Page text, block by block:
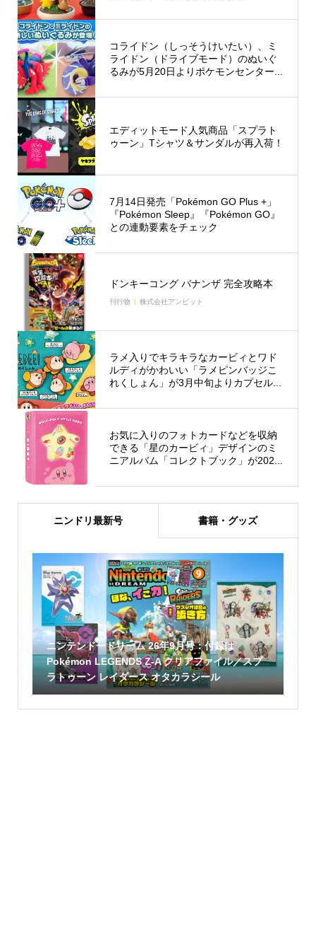
コライドン（しっそうけいたい）、ミ
ライドン（ドライブモード）のぬいぐ
るみが5月20日よりポケモンセンター...
エディットモード人気商品「スプラト
ゥーン」Tシャツ＆サンダルが再入荷！
7月14日発売「Pokémon GO Plus +」
『Pokémon Sleep』『Pokémon GO』
との連動要素をチェック
ドンキーコング バナンザ 完全攻略本
刊行物 株式会社アンビット
ラメ入りでキラキラなカービィとワド
ルディがかわいい「ラメピンバッジこ
れくしょん」が3月中旬よりカプセル...
お気に入りのフォトカードなどを収納
できる「星のカービィ」デザインのミ
ニアルバム「コレクトブック」が202...
ニンドリ最新号 書籍・グッズ
ニンテンドードリーム 26年9月号：付録は
Pokémon LEGENDS Z-A クリアファイル／スプ
ラトゥーン レイダース オタカラシール